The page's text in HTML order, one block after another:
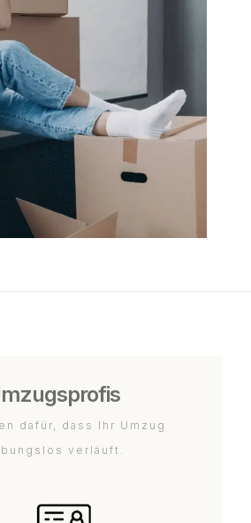
dafür, dass Ihr Umzug
verläuft.